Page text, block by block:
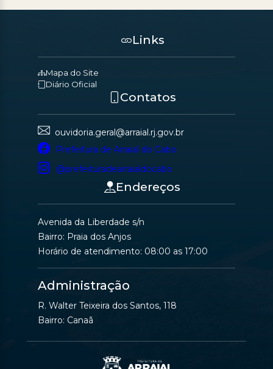
Links
Mapa do Site
Diário Oficial
Contatos
ouvidoria.geral@arraial.rj.gov.br
Prefeitura de Arraial do Cabo
@prefeituradearraialdocabo
Endereços
Avenida da Liberdade s/n
Bairro: Praia dos Anjos
Horário de atendimento: 08:00 as 17:00
Administração
R. Walter Teixeira dos Santos, 118
Bairro: Canaã